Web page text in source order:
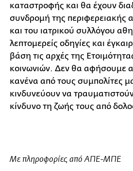
καταστροφής και θα έχουν
συνδρομή της περιφερειακής
και του ιατρικού συλλόγου
λεπτομερείς οδηγίες και
βάση τις αρχές της
κοινωνιών. Δεν θα αφήσουμε
κανένα από τους συμπολίτες
κινδυνεύουν να
κίνδυνο τη ζωής τους από
Με πληροφορίες από ΑΠΕ-ΜΠΕ